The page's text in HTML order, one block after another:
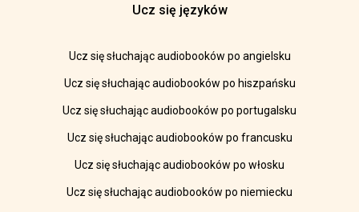
Ucz się języków
Ucz się słuchając audiobooków po angielsku
Ucz się słuchając audiobooków po hiszpańsku
Ucz się słuchając audiobooków po portugalsku
Ucz się słuchając audiobooków po francusku
Ucz się słuchając audiobooków po włosku
Ucz się słuchając audiobooków po niemiecku